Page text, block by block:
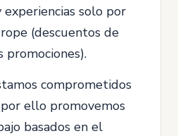
solo por
(descuentos de
comprometidos
ello promovemos
basados en el